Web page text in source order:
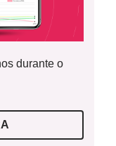
durante o